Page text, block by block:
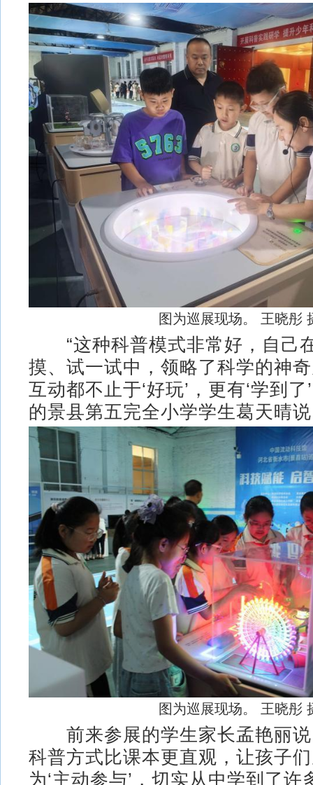
图为巡展现场。 王晓彤
“这种科普模式非常好，自己
摸、试一试中，领略了科学的神
互动都不止于‘好玩’，更有‘学到
的景县第五完全小学学生葛天晴
图为巡展现场。 王晓彤
前来参展的学生家长孟艳丽说
科普方式比课本更直观，让孩子们
为‘主动参与’，切实从中学到了许